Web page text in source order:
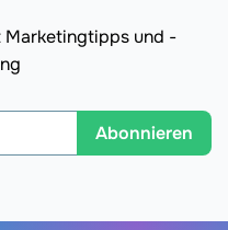
Marketingtipps und -
Abonnieren